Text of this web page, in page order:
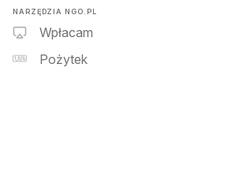
NARZĘDZIA NGO.PL
Wpłacam
Pożytek